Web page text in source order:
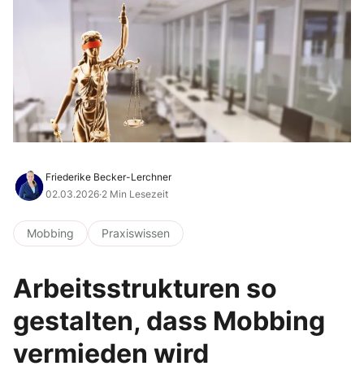
Friederike Becker-Lerchner
02.03.2026·2 Min Lesezeit
Mobbing Praxiswissen
Arbeitsstrukturen so
gestalten, dass Mobbing
vermieden wird